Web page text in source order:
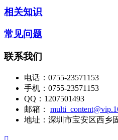
相关知识
常见问题
联系我们
电话： 0755-23571153
手机： 0755-23571153
QQ： 1207501493
邮箱：
地址： 深圳市宝安区西乡